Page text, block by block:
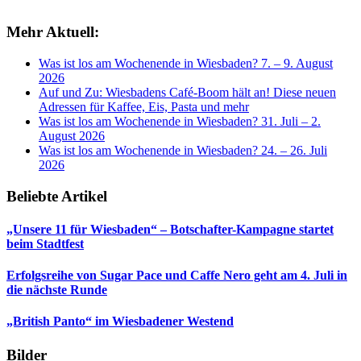
Mehr Aktuell:
Was ist los am Wochenende in Wiesbaden? 7. – 9. August
2026
Auf und Zu: Wiesbadens Café-Boom hält an! Diese neuen
Adressen für Kaffee, Eis, Pasta und mehr
Was ist los am Wochenende in Wiesbaden? 31. Juli – 2.
August 2026
Was ist los am Wochenende in Wiesbaden? 24. – 26. Juli
2026
Beliebte Artikel
„Unsere 11 für Wiesbaden“ – Botschafter-Kampagne startet
beim Stadtfest
Erfolgsreihe von Sugar Pace und Caffe Nero geht am 4. Juli in
die nächste Runde
„British Panto“ im Wiesbadener Westend
Bilder